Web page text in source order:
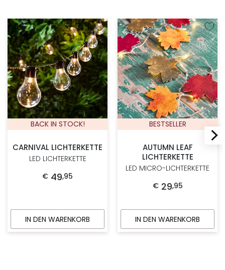
Zur Wunschliste hinzufügen
BACK IN STOCK!
CARNIVAL LICHTERKETTE
LED LICHTERKETTE
€ 49,95
IN DEN WARENKORB
Zur
BESTSELLER
AUTUMN LEAF
LICHTERKETTE
LED MICRO-LICHTERKETTE
€ 29,95
IN DEN WARENKORB